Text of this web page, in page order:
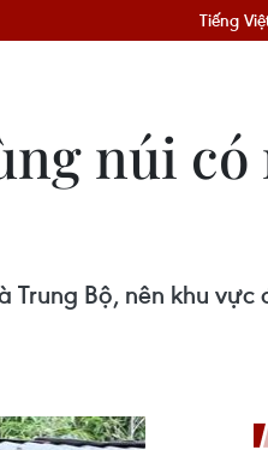
Tiếng
núi
Bộ, nên khu